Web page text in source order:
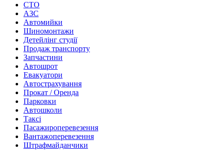
СТО
АЗС
Автомийки
Шиномонтажи
Детейлінг студії
Продаж транспорту
Запчастини
Автошрот
Евакуатори
Автострахування
Прокат / Оренда
Парковки
Автошколи
Таксі
Пасажироперевезення
Вантажоперевезення
Штрафмайданчики